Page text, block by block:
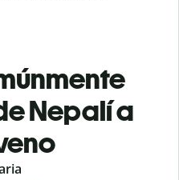
Nepalí a